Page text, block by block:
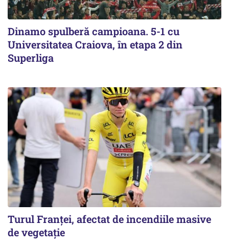
Dinamo spulberă campioana. 5-1 cu
Universitatea Craiova, în etapa 2 din
Superliga
Turul Franţei, afectat de incendiile masive
de vegetaţie